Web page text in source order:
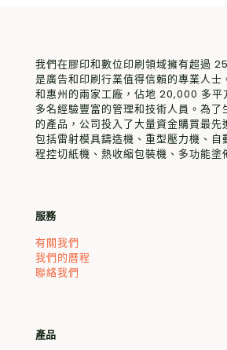
我們在膠印和數位印刷領域擁有超過
是廣告和印刷行業值得信賴的專業人士
和惠州的兩家工廠，佔地 20,000 多
多名經驗豐富的管理和技術人員。為了
的產品，公司投入了大量資金購買最先
包括雷射模具鑄造機、重型壓力機、自
程控切紙機、熱收縮包裝機、多功能塗
服務
有關我們
我們的曆程
聯絡我們
產品